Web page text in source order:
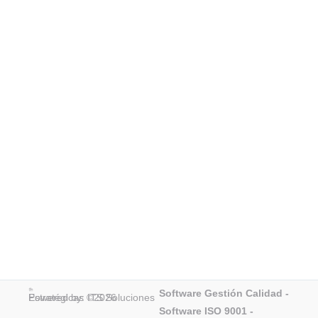
Powered by: ITS Soluciones Estratégicas ©2026 Software Gestión Calidad -
Software ISO 9001 -